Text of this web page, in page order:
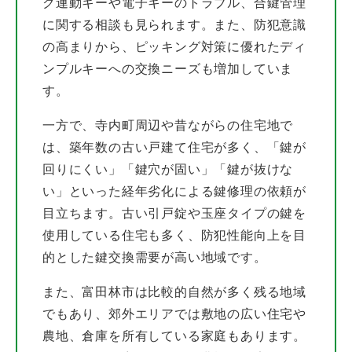
に関する相談も見られます。また、防犯意識
の高まりから、ピッキング対策に優れたディ
ンプルキーへの交換ニーズも増加していま
す。
一方で、寺内町周辺や昔ながらの住宅地で
は、築年数の古い戸建て住宅が多く、「鍵が
回りにくい」「鍵穴が固い」「鍵が抜けな
い」といった経年劣化による鍵修理の依頼が
目立ちます。古い引戸錠や玉座タイプの鍵を
使用している住宅も多く、防犯性能向上を目
的とした鍵交換需要が高い地域です。
また、富田林市は比較的自然が多く残る地域
でもあり、郊外エリアでは敷地の広い住宅や
農地、倉庫を所有している家庭もあります。